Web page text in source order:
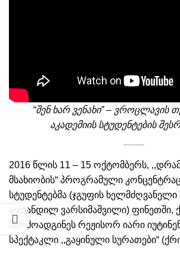
“შენ ხარ ვენახი” – ვროცლავის
აკადემიის სტუდენტების
2016 წლის 11 – 15 ოქტომბერს,
მსახიობის“ პროგრამული
სტუდენტებმა (ჯგუფის
ავთანდილ ვარსიმაშვილი) ფინეთში,
წარმოადგინეს რეჟისორ იარი
სპექტაკლი ,,გაყინული სურათები“
– ტელე და სახელოვნებო
აკადემიური თანამდებობის
2027